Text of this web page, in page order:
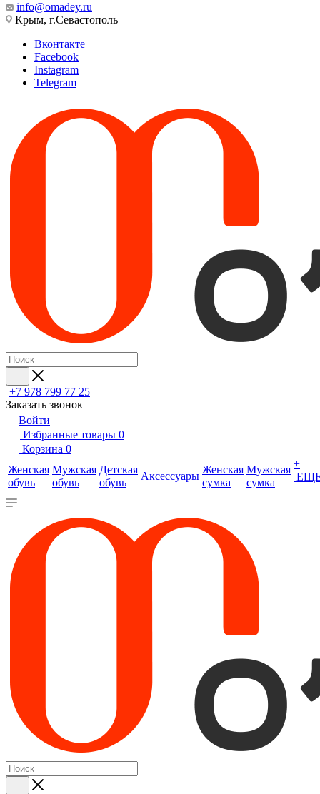
info@omadey.ru
Крым, г.Севастополь
Вконтакте
Facebook
Instagram
Telegram
+7 978 799 77 25
Заказать звонок
Войти
Избранные товары 0
Корзина 0
Женская
обувь
Мужская
обувь
Детская
обувь
Аксессуары
Женская
сумка
Мужская
сумка
+